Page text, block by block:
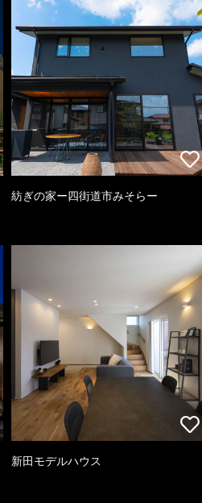
紡ぎの家ー四街道市みそらー
新田モデルハウス